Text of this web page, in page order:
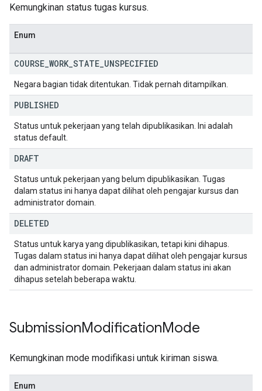
Kemungkinan status tugas kursus.
Enum
COURSE WORK STATE UNSPECIFIED
Negara bagian tidak ditentukan. Tidak pernah ditampilkan.
PUBLISHED
Status untuk pekerjaan yang telah dipublikasikan. Ini adalah
status default.
DRAFT
Status untuk pekerjaan yang belum dipublikasikan. Tugas
dalam status ini hanya dapat dilihat oleh pengajar kursus dan
administrator domain.
DELETED
Status untuk karya yang dipublikasikan, tetapi kini dihapus.
Tugas dalam status ini hanya dapat dilihat oleh pengajar kursus
dan administrator domain. Pekerjaan dalam status ini akan
dihapus setelah beberapa waktu.
SubmissionModificationMode
Kemungkinan mode modifikasi untuk kiriman siswa.
Enum